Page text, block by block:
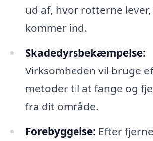
ud af, hvor rotterne
kommer ind.
Skadedyrsbekæmpelse:
Virksomheden vil bruge
metoder til at fange og
fra dit område.
Forebyggelse: Efter